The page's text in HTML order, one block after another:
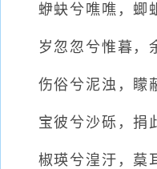
蛜蚗兮噍噍，蝍蛆
岁忽忽兮惟暮，余
伤俗兮泥浊，矇蔽
宝彼兮沙砾，捐此
椒瑛兮湟汙，葈耳